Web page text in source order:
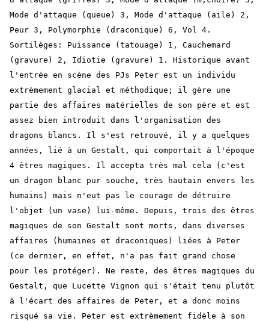
Mode d'attaque (queue) 3, Mode d'attaque (aile) 2,
Peur 3, Polymorphie (draconique) 6, Vol 4.
Sortilèges: Puissance (tatouage) 1, Cauchemard
(gravure) 2, Idiotie (gravure) 1. Historique avant
l'entrée en scène des PJs Peter est un individu
extrèmement glacial et méthodique; il gère une
partie des affaires matérielles de son père et est
assez bien introduit dans l'organisation des
dragons blancs. Il s'est retrouvé, il y a quelques
années, lié à un Gestalt, qui comportait à l'époque
4 êtres magiques. Il accepta très mal cela (c'est
un dragon blanc pur souche, très hautain envers les
humains) mais n'eut pas le courage de détruire
l'objet (un vase) lui-même. Depuis, trois des êtres
magiques de son Gestalt sont morts, dans diverses
affaires (humaines et draconiques) liées à Peter
(ce dernier, en effet, n'a pas fait grand chose
pour les protéger). Ne reste, des êtres magiques du
Gestalt, que Lucette Vignon qui s'était tenu plutôt
à l'écart des affaires de Peter, et a donc moins
risqué sa vie. Peter est extrèmement fidèle à son